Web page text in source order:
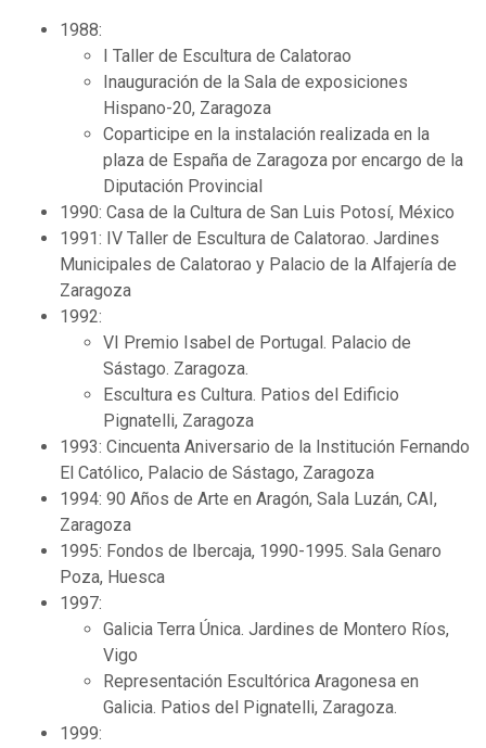
1988:
I Taller de Escultura de Calatorao
Inauguración de la Sala de exposiciones
Hispano-20, Zaragoza
Coparticipe en la instalación realizada en la
plaza de España de Zaragoza por encargo de la
Diputación Provincial
1990: Casa de la Cultura de San Luis Potosí, México
1991: IV Taller de Escultura de Calatorao. Jardines
Municipales de Calatorao y Palacio de la Alfajería de
Zaragoza
1992:
VI Premio Isabel de Portugal. Palacio de
Sástago. Zaragoza.
Escultura es Cultura. Patios del Edificio
Pignatelli, Zaragoza
1993: Cincuenta Aniversario de la Institución Fernando
El Católico, Palacio de Sástago, Zaragoza
1994: 90 Años de Arte en Aragón, Sala Luzán, CAI,
Zaragoza
1995: Fondos de Ibercaja, 1990-1995. Sala Genaro
Poza, Huesca
1997:
Galicia Terra Única. Jardines de Montero Ríos,
Vigo
Representación Escultórica Aragonesa en
Galicia. Patios del Pignatelli, Zaragoza.
1999: